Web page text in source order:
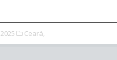
Ceará,